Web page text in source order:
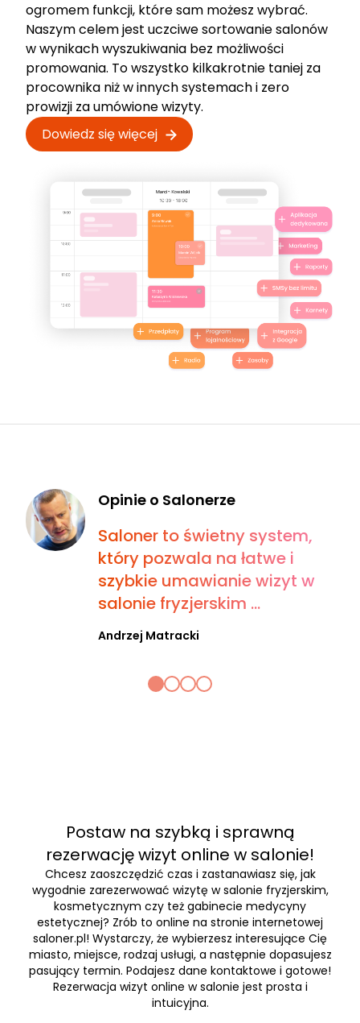
ogromem funkcji, które sam możesz wybrać.
Naszym celem jest uczciwe sortowanie salonów
w wynikach wyszukiwania bez możliwości
promowania. To wszystko kilkakrotnie taniej za
procownika niż w innych systemach i zero
prowizji za umówione wizyty.
Dowiedz się więcej
Opinie o Salonerze
Saloner to świetny system,
który pozwala na łatwe i
szybkie umawianie wizyt w
salonie fryzjerskim ...
Andrzej Matracki
Postaw na szybką i sprawną
rezerwację wizyt online w salonie!
Chcesz zaoszczędzić czas i zastanawiasz się, jak
wygodnie zarezerwować wizytę w salonie fryzjerskim,
kosmetycznym czy też gabinecie medycyny
estetycznej? Zrób to online na stronie internetowej
saloner.pl! Wystarczy, że wybierzesz interesujące Cię
miasto, miejsce, rodzaj usługi, a następnie dopasujesz
pasujący termin. Podajesz dane kontaktowe i gotowe!
Rezerwacja wizyt online w salonie jest prosta i
intuicyjna.